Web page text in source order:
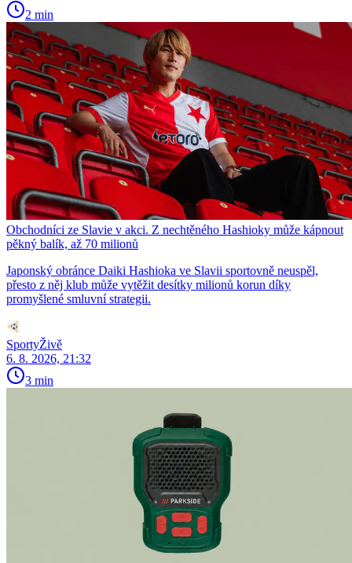
2 min
Obchodníci ze Slavie v akci. Z nechtěného Hashioky může kápnout
pěkný balík, až 70 milionů
Japonský obránce Daiki Hashioka ve Slavii sportovně neuspěl,
přesto z něj klub může vytěžit desítky milionů korun díky
promyšlené smluvní strategii.
SportyŽivě
6. 8. 2026, 21:32
3 min